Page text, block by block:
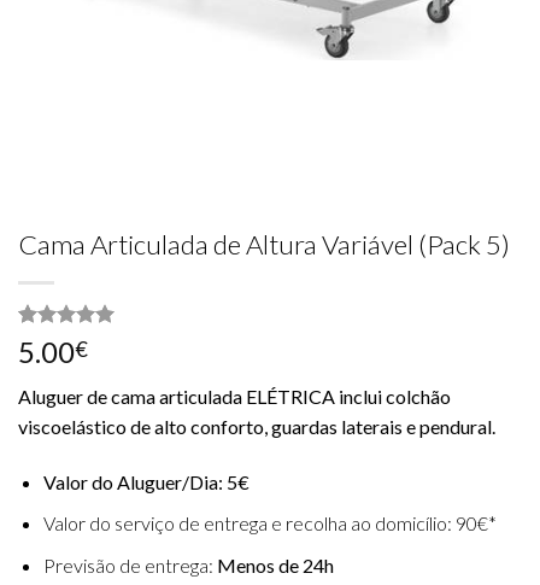
Cama Articulada de Altura Variável (Pack 5)
Classificado
com5.00
base em
3
classificações
de clientes
5.00€
Aluguer de cama articulada ELÉTRICA inclui colchão
viscoelástico de alto conforto, guardas laterais e pendural.
Valor do Aluguer/Dia: 5€
Valor do serviço de entrega e recolha ao domicílio: 90€*
Previsão de entrega: Menos de 24h